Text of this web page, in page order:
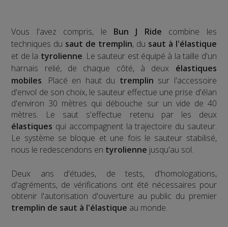
Vous l'avez compris, le Bun J Ride combine les
techniques du saut de tremplin, du saut à l'élastique
et de la tyrolienne. Le sauteur est équipé à la taille d'un
harnais relié, de chaque côté, à deux élastiques
mobiles. Placé en haut du tremplin sur l'accessoire
d'envol de son choix, le sauteur effectue une prise d'élan
d'environ 30 mètres qui débouche sur un vide de 40
mètres. Le saut s'effectue retenu par les deux
élastiques qui accompagnent la trajectoire du sauteur.
Le système se bloque et une fois le sauteur stabilisé,
nous le redescendons en tyrolienne jusqu'au sol.
​Deux ans d'études, de tests, d'homologations,
d'agréments, de vérifications ont été nécessaires pour
obtenir l'autorisation d'ouverture au public du premier
tremplin de saut à l'élastique au monde.